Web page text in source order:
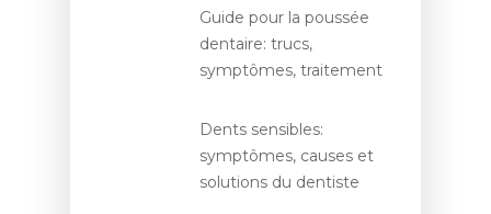
Guide pour la poussée
dentaire: trucs,
symptômes, traitement
Dents sensibles:
symptômes, causes et
solutions du dentiste